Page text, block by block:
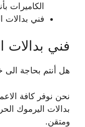
الكاميرات
فني بدالات
فني بدالات
هل أنتم بحاجة الى
نحن نوفر كافة
بدالات اليرموك
ومتقن.